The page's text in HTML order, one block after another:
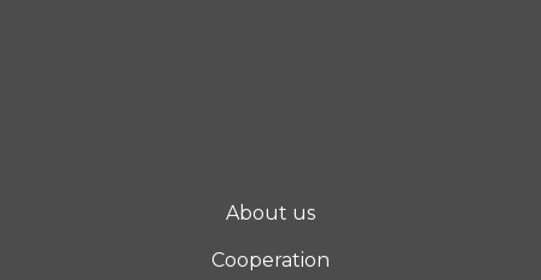
About us
Cooperation